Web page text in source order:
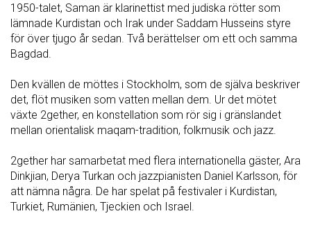
1950-talet, Saman är klarinettist med judiska rötter som
lämnade Kurdistan och Irak under Saddam Husseins styre
för över tjugo år sedan. Två berättelser om ett och samma
Bagdad.
Den kvällen de möttes i Stockholm, som de själva beskriver
det, flöt musiken som vatten mellan dem. Ur det mötet
växte 2gether, en konstellation som rör sig i gränslandet
mellan orientalisk maqam-tradition, folkmusik och jazz.
2gether har samarbetat med flera internationella gäster, Ara
Dinkjian, Derya Turkan och jazzpianisten Daniel Karlsson, för
att nämna några. De har spelat på festivaler i Kurdistan,
Turkiet, Rumänien, Tjeckien och Israel.